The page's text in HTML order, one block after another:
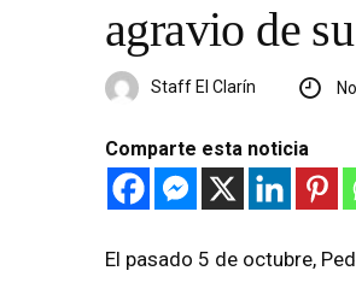
agravio de
Staff El Clarín
Comparte esta noticia
El pasado 5 de octubre,